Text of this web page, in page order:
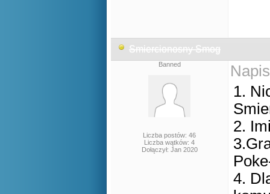
Smiercionosny Smog
Banned
Liczba postów: 46
Liczba wątków: 4
Dołączył: Jan 2020
1.
2.
4.